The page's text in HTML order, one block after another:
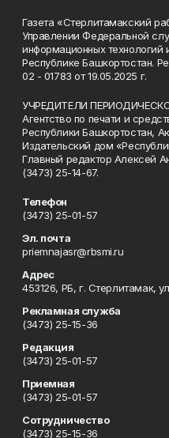
Газета «Стерлитамакский
Управлении Федеральной
информационных
Республике Башкортостан.
02 - 01783 от 19.05.2025 г.
УЧРЕДИТЕЛИ
Агентство по печати и
Республики Башкортостан,
Издательский дом
Главный редактор Алексей
(3473) 25-14-67.
Телефон
(3473) 25-01-57
Эл. почта
priemnajasr@rbsmi.ru
Адрес
453126, РБ, г. Стерлитамак,
Рекламная служба
(3473) 25-15-36
Редакция
(3473) 25-01-57
Приемная
(3473) 25-01-57
Сотрудничество
(3473) 25-15-36